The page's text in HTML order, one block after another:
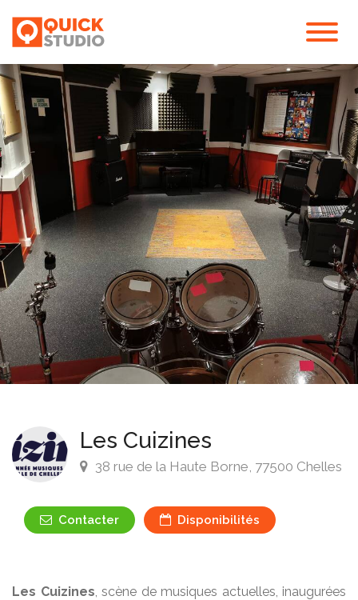
Les Cuizines
38 rue de la Haute Borne, 77500 Chelles
Contacter Disponibilités
Les Cuizines, scène de musiques actuelles, inaugurées